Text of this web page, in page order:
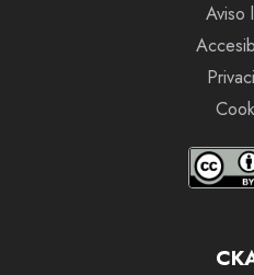
Aviso